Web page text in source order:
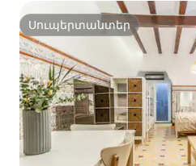
Սուպերտանտեր
Սուպերտանտեր